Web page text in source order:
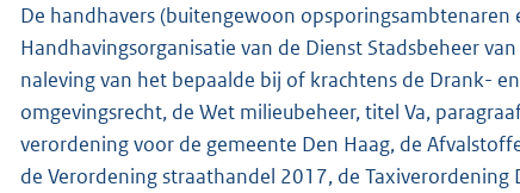
De handhavers (buitengewoon opsporingsambtenaren
Handhavingsorganisatie van de Dienst Stadsbeheer
naleving van het bepaalde bij of krachtens de Drank-
omgevingsrecht, de Wet milieubeheer, titel Va,
verordening voor de gemeente Den Haag, de
de Verordening straathandel 2017, de